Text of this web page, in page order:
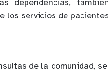
dependencias,
los servicios de
de la comunidad,